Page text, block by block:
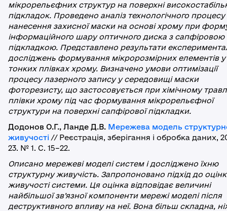
мікрорельєфних структур на поверхні
підкладок. Проведено аналіз технологічного процесу
нанесення захисної маски на основі хрому при
інформаційного шару оптичного диска з сапфіровою
підкладкою. Представлено результати
досліджень формування мікророзмірних елементів у
тонких плівках хрому. Визначено умови оптимізації
процесу лазерного запису у середовищі маски
фоторезисту, що застосовується при хімічному
плівки хрому під час формування мікрорельєфної
структури на поверхні сапфірової підкладки.
Додонов О.Г., Ланде Д.В. Мережева модель
живучості // Реєстрація, зберігання і обробка даних,
23. № 1. С. 15–22.
Описано мережеві моделі систем і досліджено їхню
структурну живучість. Запропоновано підхід до
живучості системи. Ця оцінка відповідає величині
найбільшої зв’язної компоненти мережі моделі після
деструктивного впливу на неї. Вона більш складна,